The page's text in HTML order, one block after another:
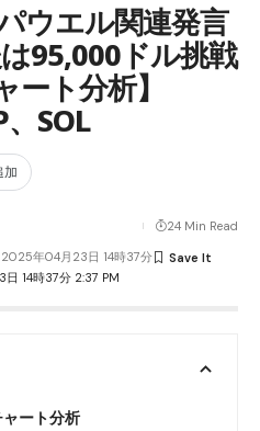
ウエル関連発言
95,000ドル挑戦
ート分析】
、SOL
加
14時37分 2:37 PM
年04月23日 14時37分
24 Min Read
ート分析